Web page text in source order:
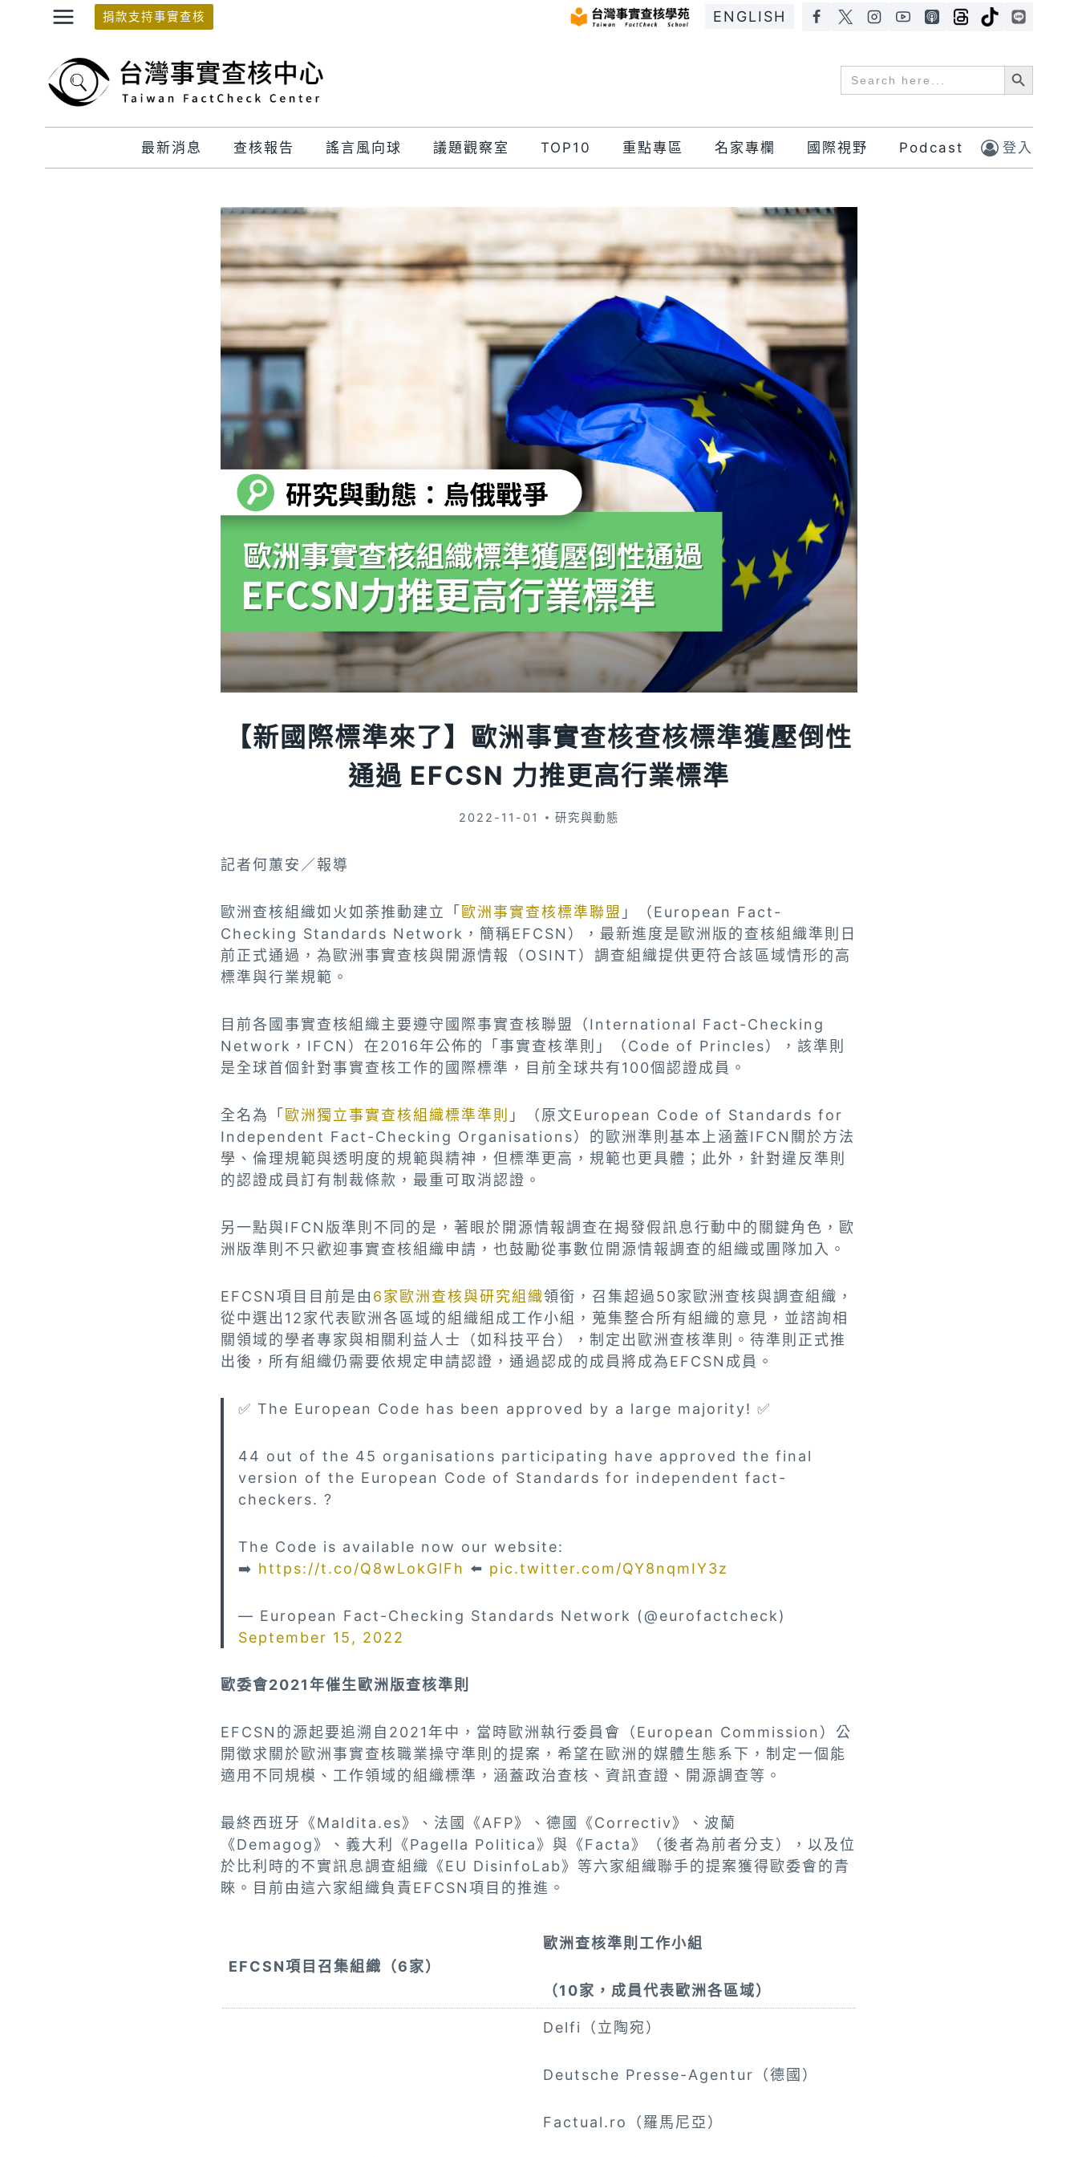
捐款支持事實查核 ENGLISH
Search
for:
Search Button
最新消息 查核報告 謠言風向球 議題觀察室 TOP10 重點專區 名家專欄 國際視野 Podcast 登入
【新國際標準來了】歐洲事實查核查核標準獲壓倒性
通過 EFCSN 力推更高行業標準
2022-11-01 研究與動態
記者何蕙安／報導
歐洲查核組織如火如荼推動建立「 歐洲事實查核標準聯盟 」（European Fact-
Checking Standards Network，簡稱EFCSN），最新進度是歐洲版的查核組織準則日
前正式通過，為歐洲事實查核與開源情報（OSINT）調查組織提供更符合該區域情形的高
標準與行業規範。
目前各國事實查核組織主要遵守國際事實查核聯盟（International Fact-Checking
Network，IFCN）在2016年公佈的「事實查核準則」（Code of Princles），該準則
是全球首個針對事實查核工作的國際標準，目前全球共有100個認證成員。
全名為「 歐洲獨立事實查核組織標準準則
」（原文European Code of Standards for
Independent Fact-Checking Organisations）的歐洲準則基本上涵蓋IFCN關於方法
學、倫理規範與透明度的規範與精神，但標準更高，規範也更具體；此外，針對違反準則
的認證成員訂有制裁條款，最重可取消認證。
另一點與IFCN版準則不同的是，著眼於開源情報調查在揭發假訊息行動中的關鍵角色，歐
洲版準則不只歡迎事實查核組織申請，也鼓勵從事數位開源情報調查的組織或團隊加入。
EFCSN項目目前是由 6家歐洲查核與研究組織領銜，召集超過50家歐洲查核與調查組織，
從中選出12家代表歐洲各區域的組織組成工作小組，蒐集整合所有組織的意見，並諮詢相
關領域的學者專家與相關利益人士（如科技平台），制定出歐洲查核準則。待準則正式推
出後，所有組織仍需要依規定申請認證，通過認成的成員將成為EFCSN成員。
✅ The European Code has been approved by a large majority! ✅
44 out of the 45 organisations participating have approved the final
version of the European Code of Standards for independent fact-
checkers. ?
The Code is available now our website:
➡️ https://t.co/Q8wLokGlFh ⬅️ pic.twitter.com/QY8nqmIY3z
— European Fact-Checking Standards Network (@eurofactcheck)
September 15, 2022
歐委會2021年催生歐洲版查核準則
EFCSN的源起要追溯自2021年中，當時歐洲執行委員會（European Commission）公
開徵求關於歐洲事實查核職業操守準則的提案，希望在歐洲的媒體生態系下，制定一個能
適用不同規模、工作領域的組織標準，涵蓋政治查核、資訊查證、開源調查等。
最終西班牙《Maldita.es》、法國《AFP》、德國《Correctiv》、波蘭
《Demagog》、義大利《Pagella Politica》與《Facta》（後者為前者分支），以及位
於比利時的不實訊息調查組織《EU DisinfoLab》等六家組織聯手的提案獲得歐委會的青
睞。目前由這六家組織負責EFCSN項目的推進。
EFCSN項目召集組織（6家）
歐洲查核準則工作小組
（10家，成員代表歐洲各區域）
Delfi（立陶宛）
Deutsche Presse-Agentur（德國）
Factual.ro（羅馬尼亞）